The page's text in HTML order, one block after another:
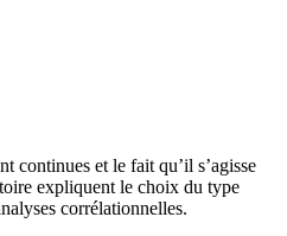
continues et le fait qu’il s’agisse
expliquent le choix du type
corrélationnelles.